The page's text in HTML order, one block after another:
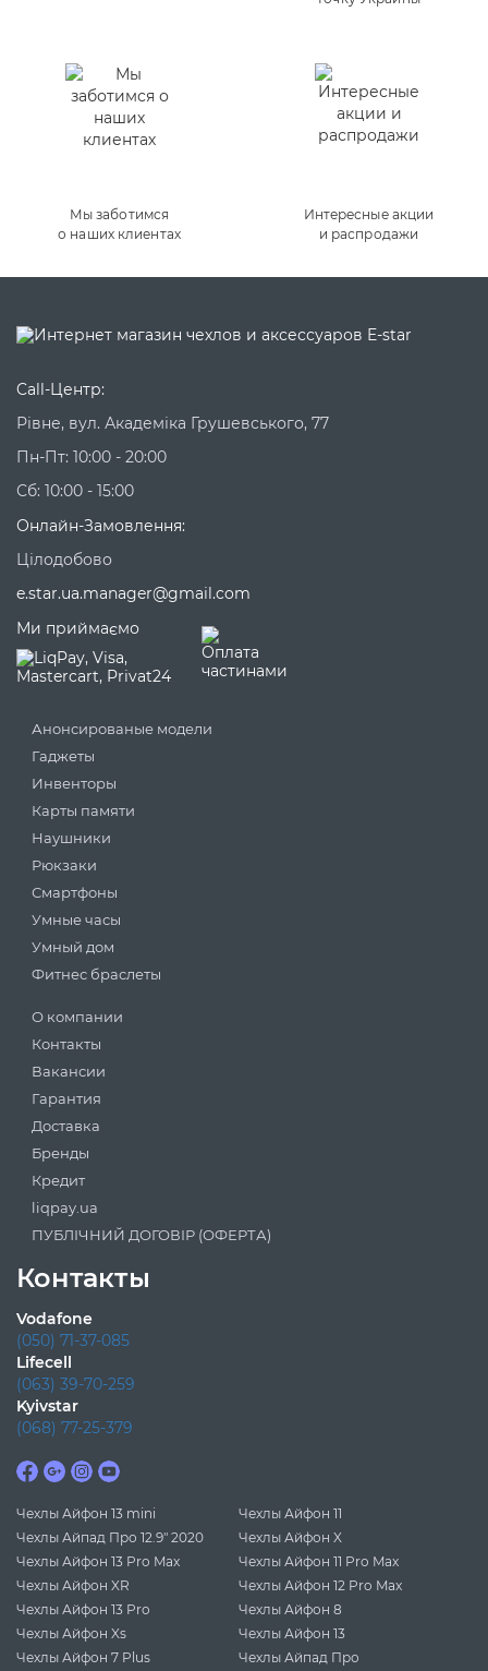
Мы заботимся
о наших клиентах
Интересные акции
и распродажи
Call-Центр:
Рівне, вул. Академіка Грушевського, 77
Пн-Пт: 10:00 - 20:00
Сб: 10:00 - 15:00
Онлайн-Замовлення:
Цілодобово
e.star.ua.manager@gmail.com
Ми приймаємо
Анонсированые модели
Гаджеты
Инвенторы
Карты памяти
Наушники
Рюкзаки
Смартфоны
Умные часы
Умный дом
Фитнес браслеты
О компании
Контакты
Вакансии
Гарантия
Доставка
Бренды
Кредит
liqpay.ua
ПУБЛІЧНИЙ ДОГОВІР (ОФЕРТА)
Контакты
Vodafone
(050) 71-37-085
Lifecell
(063) 39-70-259
Kyivstar
(068) 77-25-379
Чехлы Айфон 13 mini
Чехлы Айфон 11
Чехлы Айпад Про 12.9" 2020
Чехлы Айфон X
Чехлы Айфон 13 Pro Max
Чехлы Айфон 11 Pro Max
Чехлы Айфон XR
Чехлы Айфон 12 Pro Max
Чехлы Айфон 13 Pro
Чехлы Айфон 8
Чехлы Айфон Xs
Чехлы Айфон 13
Чехлы Айфон 7 Plus
Чехлы Айпад Про